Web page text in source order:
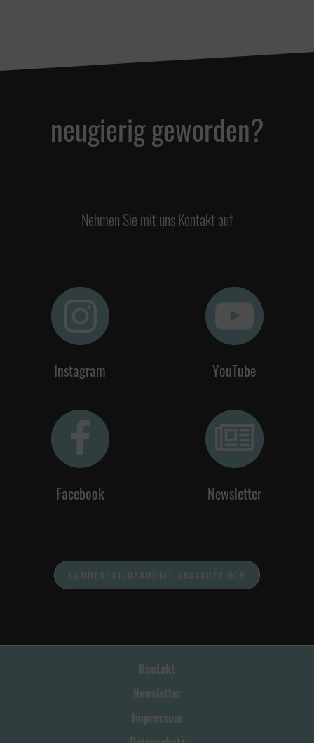
neugierig geworden?
Nehmen Sie mit uns Kontakt auf
Instagram YouTube
Facebook Newsletter
KAMMERPHILHARMONIE ANSSCHREIBEN
Kontakt
Newsletter
Impressum